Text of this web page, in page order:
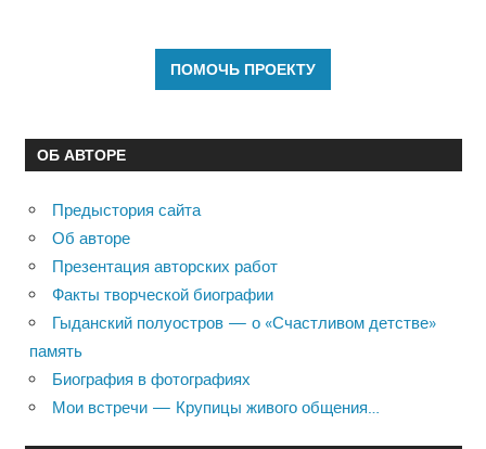
ОБ АВТОРЕ
Предыстория сайта
Об авторе
Презентация авторских работ
Факты творческой биографии
Гыданский полуостров — о «Счастливом детстве»
память
Биография в фотографиях
Мои встречи — Крупицы живого общения…